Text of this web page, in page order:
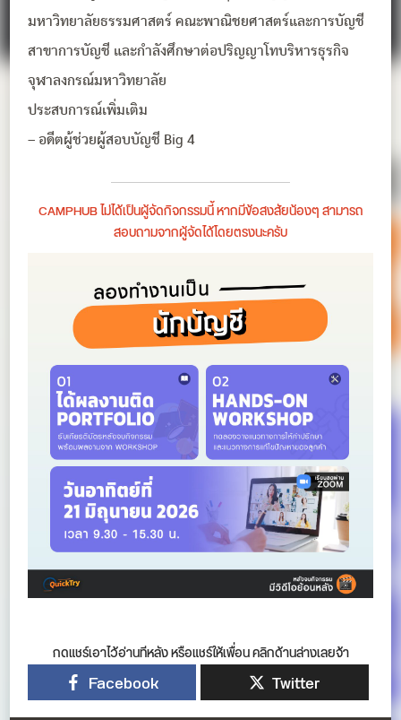
มหาวิทยาลัยธรรมศาสตร์ คณะพาณิชยศาสตร์และการบัญชี
สาขาการบัญชี และกำลังศึกษาต่อปริญญาโทบริหารธุรกิจ
จุฬาลงกรณ์มหาวิทยาลัย
ประสบการณ์เพิ่มเติม
– อดีตผู้ช่วยผู้สอบบัญชี Big 4
CAMPHUB ไม่ได้เป็นผู้จัดกิจกรรมนี้ หากมีข้อสงสัยน้องๆ สามารถ
สอบถามจากผู้จัดได้โดยตรงนะครับ
กดแชร์เอาไว้อ่านทีหลัง หรือแชร์ให้เพื่อน คลิกด้านล่างเลยจ้า
Facebook Twitter